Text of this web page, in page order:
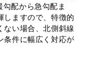
配から急勾配ま
しますので、特徴的
ない場合、北側斜線
条件に幅広く対応が